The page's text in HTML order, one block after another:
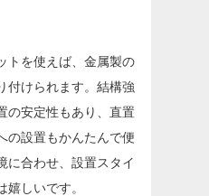
トを使えば、金属製の
付けられます。結構強
の安定性もあり、直置
の設置もかんたんで便
に合わせ、設置スタイ
嬉しいです。